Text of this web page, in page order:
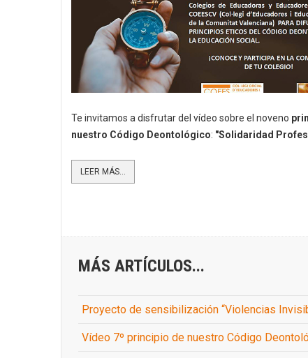
Te invitamos a disfrutar del vídeo sobre el noveno
nuestro Código Deontológico: "Solidaridad
LEER MÁS...
MÁS ARTÍCULOS...
Proyecto de sensibilización “Violencias
Vídeo 7º principio de nuestro Código